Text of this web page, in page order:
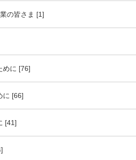
の皆さま [1]
めに [76]
に [66]
[41]